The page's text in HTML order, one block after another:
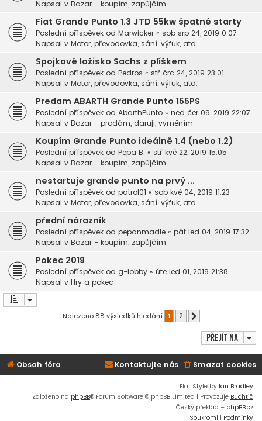
Napsal v Bazar - koupím, zapůjčím
Fiat Grande Punto 1.3 JTD 55kw špatné starty
Poslední příspěvek od Marwicker « sob srp 24, 2019 0:07
Napsal v Motor, převodovka, sání, výfuk, atd.
Spojkové ložisko Sachs z plíškem
Poslední příspěvek od Pedros « stř črc 24, 2019 23:01
Napsal v Motor, převodovka, sání, výfuk, atd.
Predam ABARTH Grande Punto 155PS
Poslední příspěvek od AbarthPunto « ned čer 09, 2019 22:07
Napsal v Bazar - prodám, daruji, vyměním
Koupím Grande Punto ideálně 1.4 (nebo 1.2)
Poslední příspěvek od Pepa B. « stř kvě 22, 2019 15:05
Napsal v Bazar - koupím, zapůjčím
nestartuje grande punto na prvý ...
Poslední příspěvek od patrol01 « sob kvě 04, 2019 11:23
Napsal v Motor, převodovka, sání, výfuk, atd.
přední nárazník
Poslední příspěvek od pepanmadle « pát led 04, 2019 17:32
Napsal v Bazar - koupím, zapůjčím
Pokec 2019
Poslední příspěvek od g-lobby « úte led 01, 2019 21:38
Napsal v Hry a pokec
Nalezeno 88 výsledků hledání 1 2
Přejít na
Obsah fóra Smazat cookies
Kontaktujte nás
Flat Style by Ian Bradley
Založeno na phpBB® Forum Software © phpBB Limited | Provozuje Buchtič
Český překlad – phpBB.cz
Soukromí | Podmínky